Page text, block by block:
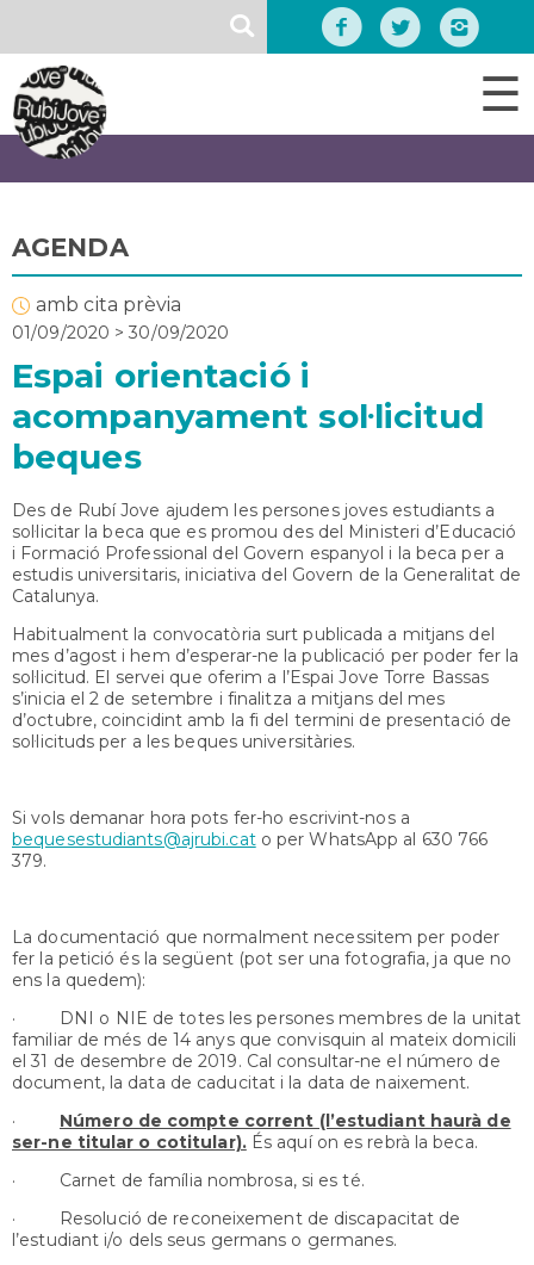
contingut
☰
AGENDA
amb cita prèvia
01/09/2020 >30/09/2020
Espai orientació i
acompanyament sol·licitud
beques
Des de Rubí Jove ajudem les persones joves estudiants a
sol·licitar la beca que es promou des del Ministeri d’Educació
i Formació Professional del Govern espanyol i la beca per a
estudis universitaris, iniciativa del Govern de la Generalitat de
Catalunya.
Habitualment la convocatòria surt publicada a mitjans del
mes d’agost i hem d’esperar-ne la publicació per poder fer la
sol·licitud. El servei que oferim a l’Espai Jove Torre Bassas
s’inicia el 2 de setembre i finalitza a mitjans del mes
d’octubre, coincidint amb la fi del termini de presentació de
sol·licituds per a les beques universitàries.
Si vols demanar hora pots fer-ho escrivint-nos a
bequesestudiants@ajrubi.cato per WhatsApp al 630 766
379.
La documentació que normalment necessitem per poder
fer la petició és la següent (pot ser una fotografia, ja que no
ens la quedem):
· DNI o NIE de totes les persones membres de la unitat
familiar de més de 14 anys que convisquin al mateix domicili
el 31 de desembre de 2019. Cal consultar-ne el número de
document, la data de caducitat i la data de naixement.
· Número de compte corrent (l’estudiant haurà de
ser-ne titular o cotitular).És aquí on es rebrà la beca.
· Carnet de família nombrosa, si es té.
· Resolució de reconeixement de discapacitat de
l’estudiant i/o dels seus germans o germanes.